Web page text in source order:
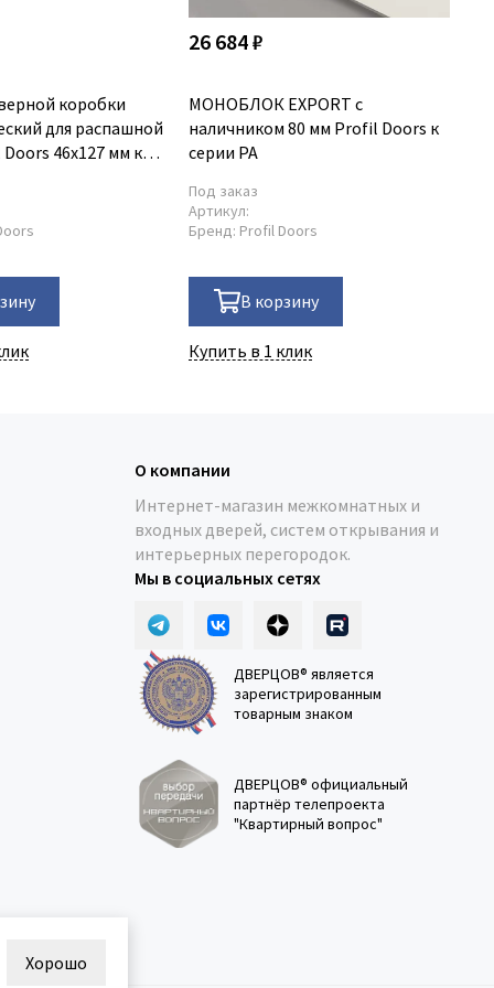
коробки
для распашной
46x127 мм к
26 684 ₽
МОНОБЛОК EXPORT с
наличником 80 мм Profil Doors к
серии PA
Под заказ
Артикул:
Бренд: Profil Doors
В корзину
Купить в 1 клик
О компании
Интернет-магазин межкомнатных и
входных дверей, систем открывания и
интерьерных перегородок.
Мы в социальных сетях
ДВЕРЦОВ® является
зарегистрированным
товарным знаком
ДВЕРЦОВ® официальный
партнёр телепроекта
"Квартирный вопрос"
Хорошо